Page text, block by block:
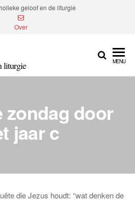
geloof en de liturgie
Over
liturgie MENU
zondag door
jaar c
die Jezus houdt: “wat denken de